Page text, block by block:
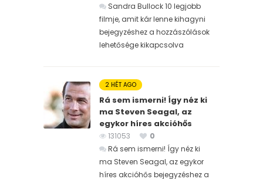
Sandra Bullock 10 legjobb
filmje, amit kár lenne kihagyni
bejegyzéshez a hozzászólások
lehetősége kikapcsolva
2 HÉT AGO
Rá sem ismerni! Így néz ki
ma Steven Seagal, az
egykor híres akcióhős
131053
0
Rá sem ismerni! Így néz ki
ma Steven Seagal, az egykor
híres akcióhős bejegyzéshez a